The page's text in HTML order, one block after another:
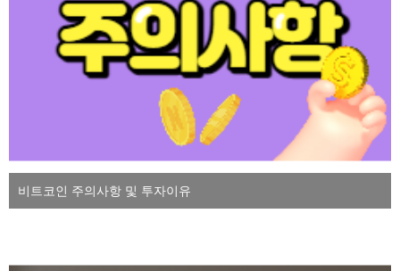
비트코인 주의사항 및 투자이유